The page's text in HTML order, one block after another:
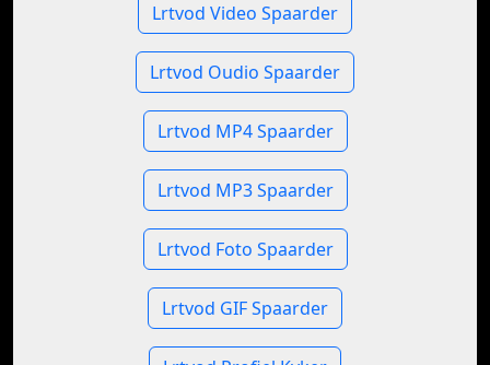
Lrtvod Video Spaarder
Lrtvod Oudio Spaarder
Lrtvod MP4 Spaarder
Lrtvod MP3 Spaarder
Lrtvod Foto Spaarder
Lrtvod GIF Spaarder